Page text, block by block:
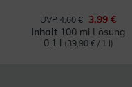
UVP 4,60 €
3,99 €
Inhalt 100 ml Lösung
0.1 l
(39,90 € / 1 l)